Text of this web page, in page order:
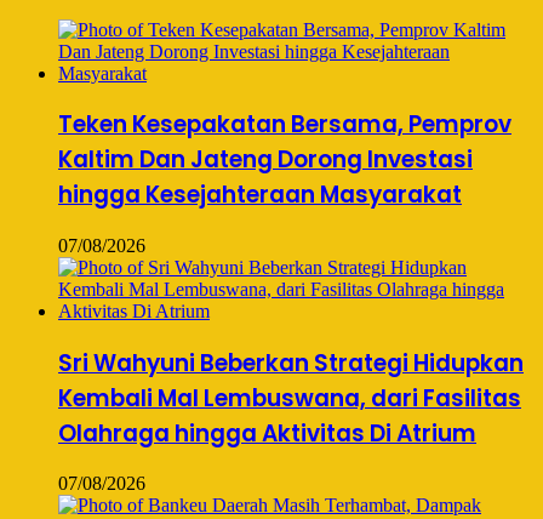
Teken Kesepakatan Bersama, Pemprov
Kaltim Dan Jateng Dorong Investasi
hingga Kesejahteraan Masyarakat
07/08/2026
Sri Wahyuni Beberkan Strategi Hidupkan
Kembali Mal Lembuswana, dari Fasilitas
Olahraga hingga Aktivitas Di Atrium
07/08/2026